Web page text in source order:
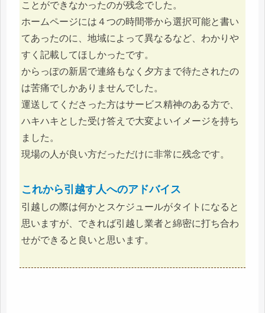
ことができなかったのが残念でした。
ホームページには４つの時間帯から選択可能と書い
てあったのに、地域によって異なるなど、わかりや
すく記載してほしかったです。
からっぽの新居で連絡もなく夕方まで待たされたの
は苦痛でしかありませんでした。
運送してくださった方はサービス精神のある方で、
ハキハキとした受け答えで大変よいイメージを持ち
ました。
現場の人が良い方だっただけに非常に残念です。
これから引越す人へのアドバイス
引越しの際は何かとスケジュールがタイトになると
思いますが、できれば引越し業者と綿密に打ち合わ
せができると良いと思います。